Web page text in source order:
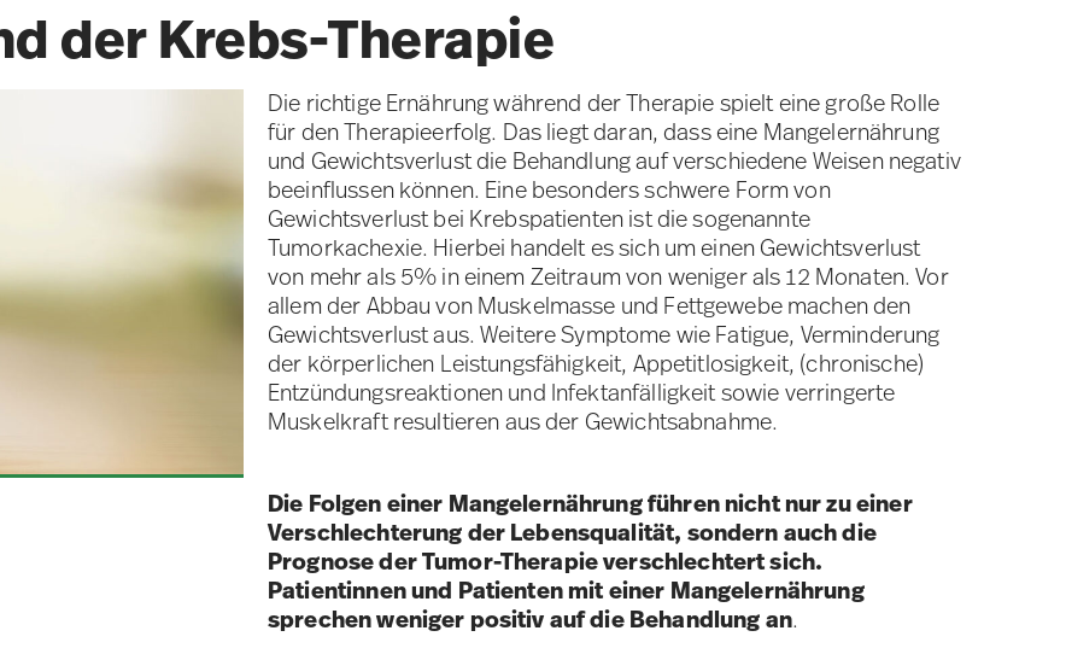
der Krebs-Therapie
Die richtige Ernährung während der Therapie spielt eine große Rolle
für den Therapieerfolg. Das liegt daran, dass eine Mangelernährung
und Gewichtsverlust die Behandlung auf verschiedene Weisen negativ
beeinflussen können. Eine besonders schwere Form von
Gewichtsverlust bei Krebspatienten ist die sogenannte
Tumorkachexie. Hierbei handelt es sich um einen Gewichtsverlust
von mehr als 5% in einem Zeitraum von weniger als 12 Monaten. Vor
allem der Abbau von Muskelmasse und Fettgewebe machen den
Gewichtsverlust aus. Weitere Symptome wie Fatigue, Verminderung
der körperlichen Leistungsfähigkeit, Appetitlosigkeit, (chronische)
Entzündungsreaktionen und Infektanfälligkeit sowie verringerte
Muskelkraft resultieren aus der Gewichtsabnahme.
Die Folgen einer Mangelernährung führen nicht nur zu einer
Verschlechterung der Lebensqualität, sondern auch die
Prognose der Tumor-Therapie verschlechtert sich.
Patientinnen und Patienten mit einer Mangelernährung
sprechen weniger positiv auf die Behandlung an.